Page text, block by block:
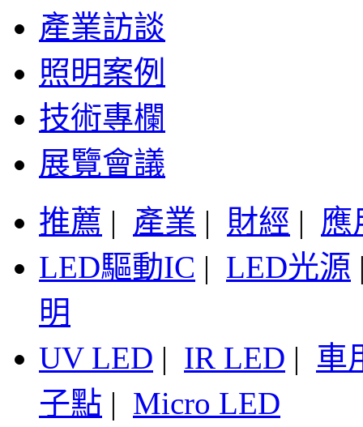
產業訪談
照明案例
技術專欄
展覽會議
推薦 | 產業 | 財經 | 應
LED驅動IC | LED光源
明
UV LED | IR LED | 車
子點 | Micro LED